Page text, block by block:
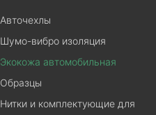
Авточехлы
Шумо-вибро изоляция
Экокожа автомобильная
Образцы
Нитки и комплектующие для